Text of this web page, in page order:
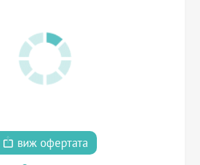
виж офертата